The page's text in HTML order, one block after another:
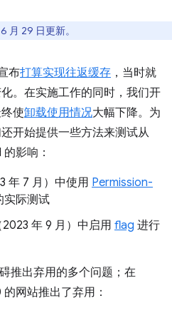
月 29 日更新。
布打算实现往返缓存 ，当时就
。在实施工作的同时，我们开
使卸载使用情况大幅下降。为
开始提供一些方法来测试从
影响：
年 7 月）中使用 Permission-
实际测试
年 9 月）中启用 flag 进行
推出弃用的多个问题；在
网站推出了弃用：